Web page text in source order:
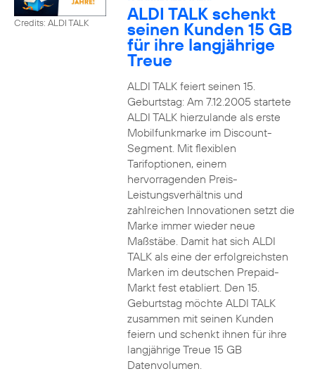
Credits: ALDI TALK ALDI TALK schenkt
seinen Kunden 15 GB
für ihre langjährige
Treue
ALDI TALK feiert seinen 15.
Geburtstag: Am 7.12.2005 startete
ALDI TALK hierzulande als erste
Mobilfunkmarke im Discount-
Segment. Mit flexiblen
Tarifoptionen, einem
hervorragenden Preis-
Leistungsverhältnis und
zahlreichen Innovationen setzt die
Marke immer wieder neue
Maßstäbe. Damit hat sich ALDI
TALK als eine der erfolgreichsten
Marken im deutschen Prepaid-
Markt fest etabliert. Den 15.
Geburtstag möchte ALDI TALK
zusammen mit seinen Kunden
feiern und schenkt ihnen für ihre
langjährige Treue 15 GB
Datenvolumen.